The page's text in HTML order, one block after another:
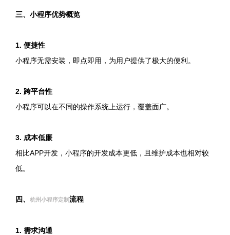
三、小程序优势概览
1. 便捷性
小程序无需安装，即点即用，为用户提供了极大的便利。
2. 跨平台性
小程序可以在不同的操作系统上运行，覆盖面广。
3. 成本低廉
相比APP开发，小程序的开发成本更低，且维护成本也相对较
低。
四、 杭州小程序定制流程
1. 需求沟通